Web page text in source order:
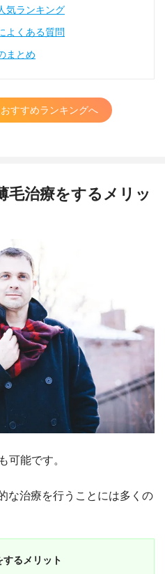
気ランキング
よくある質問
まとめ
すすめランキングへ
毛治療をするメリッ
可能です。
な治療を行うことには多くの
るメリット